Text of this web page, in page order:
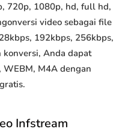
720p, 1080p, hd, full hd,
video sebagai file
192kbps, 256kbps,
Anda dapat
M4A dengan
Infstream